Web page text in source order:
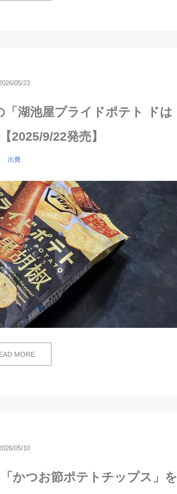
05/23
湖池屋プライドポテト ドは
2025/9/22発売】
出費
MORE
05/10
かつお節ポテトチップス」を